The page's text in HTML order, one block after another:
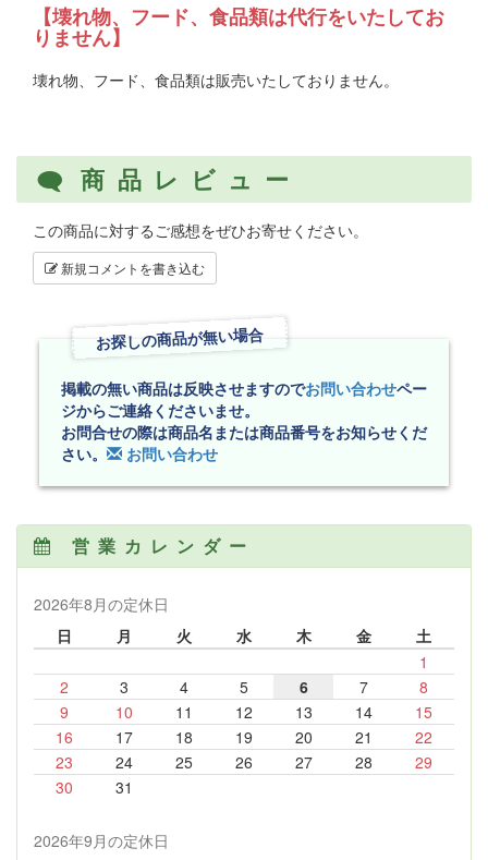
【壊れ物、フード、食品類は代行をいたしてお
りません】
壊れ物、フード、食品類は販売いたしておりません。
商品レビュー
この商品に対するご感想をぜひお寄せください。
新規コメントを書き込む
お探しの商品が無い場合
掲載の無い商品は反映させますのでお問い合わせペー
ジからご連絡くださいませ。
お問合せの際は商品名または商品番号をお知らせくだ
さい。
お問い合わせ
営業カレンダー
2026年8月の定休日
日
月 火 水 木 金
土
1
2
3 4 5 6 7
8
9
10 11 12 13 14
15
16
17 18 19 20 21
22
23
24 25 26 27 28
29
30
31
2026年9月の定休日